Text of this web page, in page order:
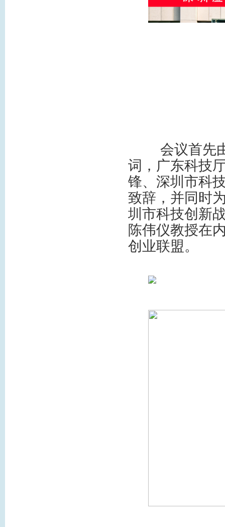
会议首先由
词，广东科技
锋、深圳市科
致辞，并同时
圳市科技创新
陈伟仪教授在
创业联盟。